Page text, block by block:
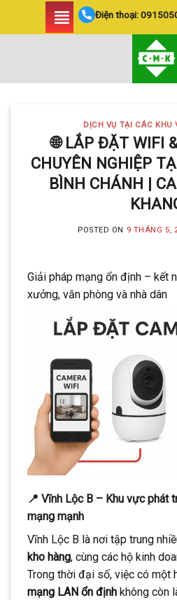
Điện thoại:
DỊCH VỤ TẠI CÁC KHU
🌐 LẮP ĐẶT WIFI
CHUYÊN NGHIỆP
BÌNH CHÁNH |
POSTED ON 9 THÁNG 5,
Giải pháp mạng ổn định – kết
xưởng, văn phòng và nhà dân
📍 Vĩnh Lộc B – Khu vực phát
mạng mạnh
Vĩnh Lộc B là nơi tập trung
kho hàng, cùng các hộ kinh
Trong thời đại số, việc có một
mạng LAN ổn định không còn